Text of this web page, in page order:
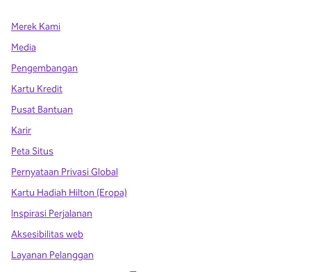
Merek Kami
Media
Pengembangan
Kartu Kredit
Pusat Bantuan
Karir
Peta Situs
Pernyataan Privasi Global
Kartu Hadiah Hilton (Eropa)
Inspirasi Perjalanan
Aksesibilitas web
Layanan Pelanggan